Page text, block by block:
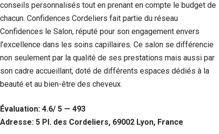
conseils personnalisés tout en prenant en compte le budget de
chacun. Confidences Cordeliers fait partie du réseau
Confidences le Salon, réputé pour son engagement envers
l’excellence dans les soins capillaires. Ce salon se différencie
non seulement par la qualité de ses prestations mais aussi par
son cadre accueillant, doté de différents espaces dédiés à la
beauté et au bien-être des cheveux.
Évaluation: 4.6/ 5 — 493
Adresse: 5 Pl. des Cordeliers, 69002 Lyon, France